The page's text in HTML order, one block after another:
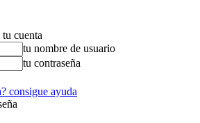
cuenta
tu nombre de usuario
tu contraseña
consigue ayuda